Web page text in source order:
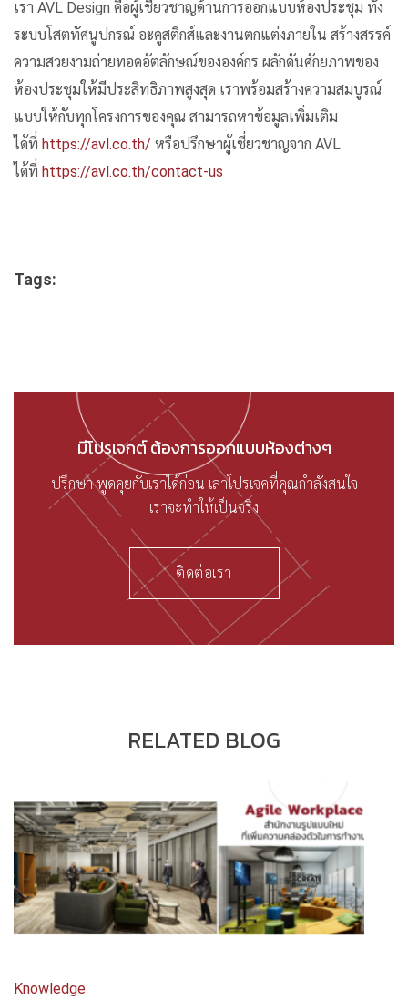
เรา AVL Design คือผู้เชี่ยวชาญด้านการออกแบบห้องประชุม ทั้ง
ระบบโสตทัศนูปกรณ์ อะคูสติกส์และงานตกแต่งภายใน สร้างสรรค์
ความสวยงามถ่ายทอดอัตลักษณ์ขององค์กร ผลักดันศักยภาพของ
ห้องประชุมให้มีประสิทธิภาพสูงสุด เราพร้อมสร้างความสมบูรณ์
แบบให้กับทุกโครงการของคุณ สามารถหาข้อมูลเพิ่มเติม
ได้ที่ https://avl.co.th/ หรือปรึกษาผู้เชี่ยวชาญจาก AVL
ได้ที่ https://avl.co.th/contact-us
Tags:
มีโปรเจกต์ ต้องการออกแบบห้องต่างๆ
ปรึกษา พูดคุยกับเราได้ก่อน เล่าโปรเจคที่คุณกำลังสนใจ
เราจะทำให้เป็นจริง
ติดต่อเรา
RELATED BLOG
Knowledge